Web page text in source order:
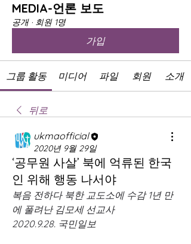
MEDIA-언론 보도
공개 · 회원 1명
가입
그룹 활동 미디어 파일 회원 소개
뒤로
ukmaofficial
2020년 9월 29일
‘공무원 사살’ 북에 억류된 한국
인 위해 행동 나서야
복음 전하다 북한 교도소에 수감 1년 만
에 풀려난 김모세 선교사
2020.9.28. 국민일보